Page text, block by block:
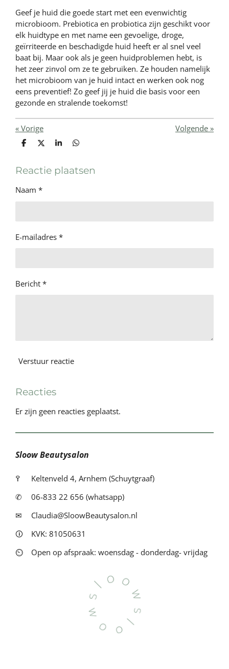
Geef je huid die goede start met een evenwichtig
microbioom. Prebiotica en probiotica zijn geschikt voor
elk huidtype en met name een gevoelige, droge,
geïrriteerde en beschadigde huid heeft er al snel veel
baat bij. Maar ook als je geen huidproblemen hebt, is
het zeer zinvol om ze te gebruiken. Ze houden namelijk
het microbioom van je huid intact en werken ook nog
eens preventief! Zo geef jij je huid die basis voor een
gezonde en stralende toekomst!
« Vorige Volgende »
D
e
n
D
l
S
r
e
D
e
n
Reactie plaatsen
Naam *
E-mailadres *
Bericht *
Verstuur reactie
Reacties
Er zijn geen reacties geplaatst.
Sloow Beautysalon
߉
Keltenveld 4, Arnhem (Schuytgraaf)
✆
06-833 22 656 (whatsapp)
✉
Claudia@SloowBeautysalon.nl
🛈
KVK: 81050631
⏲
Open op afspraak: woensdag - donderdag- vrijdag